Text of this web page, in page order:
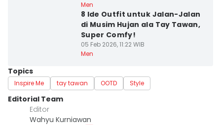
Men
8 Ide Outfit untuk Jalan-Jalan
di Musim Hujan ala Tay Tawan,
Super Comfy!
05 Feb 2026, 11:22 WIB
Men
Topics
Inspire Me tay tawan OOTD Style
Editorial Team
Editor
Wahyu Kurniawan